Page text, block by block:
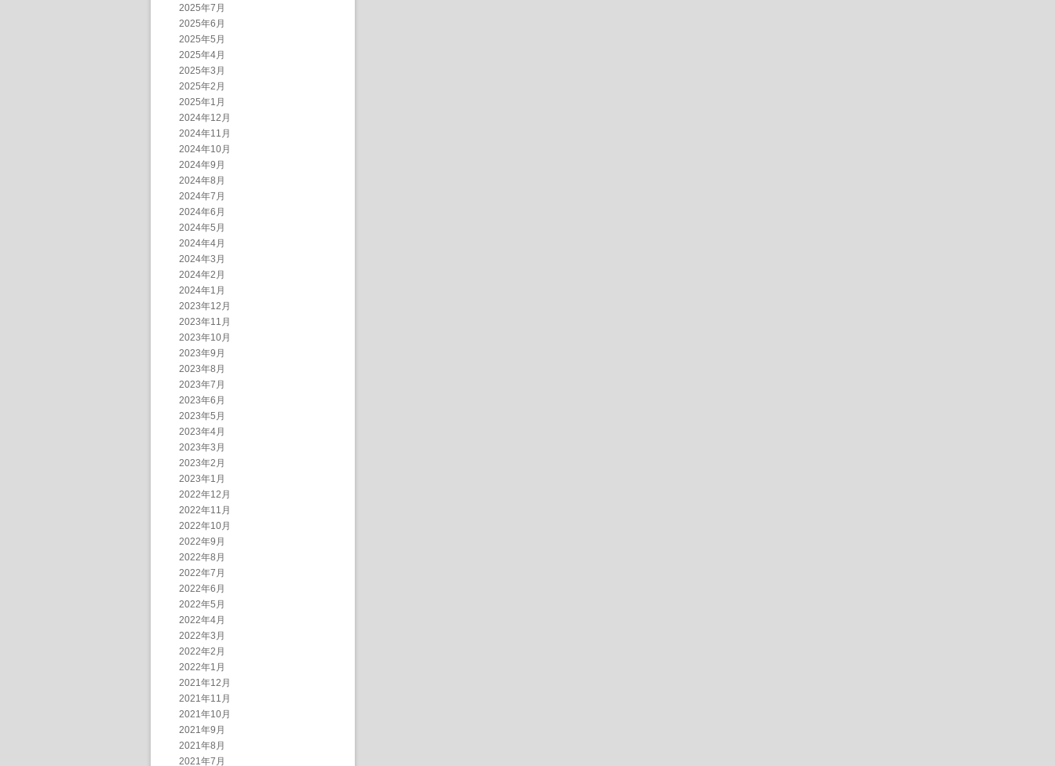
2025年7月
2025年6月
2025年5月
2025年4月
2025年3月
2025年2月
2025年1月
2024年12月
2024年11月
2024年10月
2024年9月
2024年8月
2024年7月
2024年6月
2024年5月
2024年4月
2024年3月
2024年2月
2024年1月
2023年12月
2023年11月
2023年10月
2023年9月
2023年8月
2023年7月
2023年6月
2023年5月
2023年4月
2023年3月
2023年2月
2023年1月
2022年12月
2022年11月
2022年10月
2022年9月
2022年8月
2022年7月
2022年6月
2022年5月
2022年4月
2022年3月
2022年2月
2022年1月
2021年12月
2021年11月
2021年10月
2021年9月
2021年8月
2021年7月